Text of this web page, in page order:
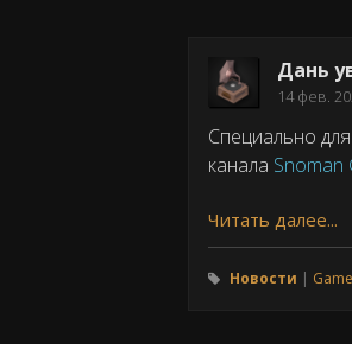
Дань
Дата
14 фев.
Специально
канала Snoman
Читать далее...
Новости